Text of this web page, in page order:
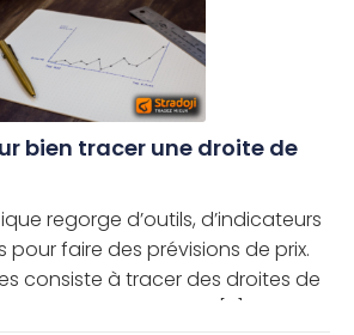
bien tracer une droite de
regorge d’outils, d’indicateurs
faire des prévisions de prix.
consiste à tracer des droites de
de tendance, afin […]